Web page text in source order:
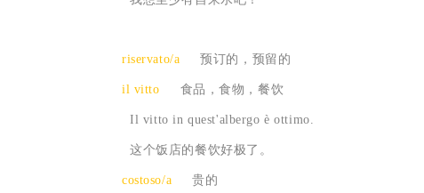
riservato/a 预订的，预留的
il vitto 食品，食物，餐饮
Il vitto in quest'albergo è ottimo.
这个饭店的餐饮好极了。
costoso/a 贵的